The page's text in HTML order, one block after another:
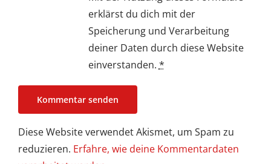
erklärst du dich mit der
Speicherung und Verarbeitung
deiner Daten durch diese Website
einverstanden. *
Diese Website verwendet Akismet, um Spam zu
reduzieren. Erfahre, wie deine Kommentardaten